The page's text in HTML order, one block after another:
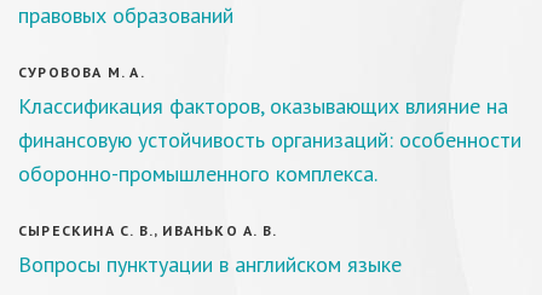
правовых образований
СУРОВОВА М. А.
Классификация факторов, оказывающих влияние на
финансовую устойчивость организаций: особенности
оборонно-промышленного комплекса.
СЫРЕСКИНА С. В., ИВАНЬКО А. В.
Вопросы пунктуации в английском языке